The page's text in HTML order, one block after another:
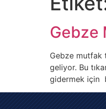
Gebze
Gebze mutfak
geliyor. Bu
gidermek için